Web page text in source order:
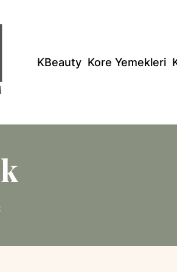
KBeauty Kore Yemekleri